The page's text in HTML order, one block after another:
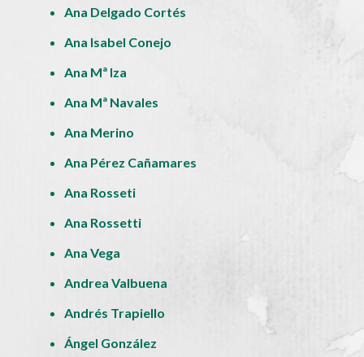
Ana Delgado Cortés
Ana Isabel Conejo
Ana Mª Iza
Ana Mª Navales
Ana Merino
Ana Pérez Cañamares
Ana Rosseti
Ana Rossetti
Ana Vega
Andrea Valbuena
Andrés Trapiello
Ángel González